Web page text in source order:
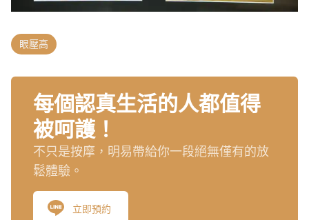
眼壓高
每個認真生活的人都值得
被呵護！
不只是按摩，明易帶給你一段絕無僅有的放
鬆體驗。
立即預約